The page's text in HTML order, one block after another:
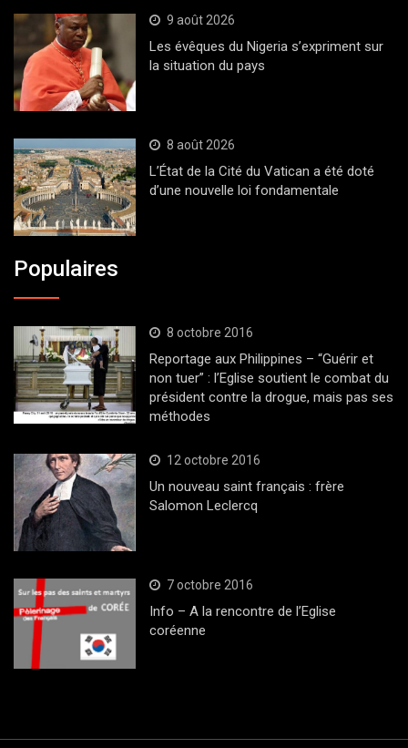
9 août 2026
Les évêques du Nigeria s’expriment sur
la situation du pays
8 août 2026
L’État de la Cité du Vatican a été doté
d’une nouvelle loi fondamentale
Populaires
8 octobre 2016
Reportage aux Philippines – “Guérir et
non tuer” : l’Eglise soutient le combat du
président contre la drogue, mais pas ses
méthodes
12 octobre 2016
Un nouveau saint français : frère
Salomon Leclercq
7 octobre 2016
Info – A la rencontre de l’Eglise
coréenne